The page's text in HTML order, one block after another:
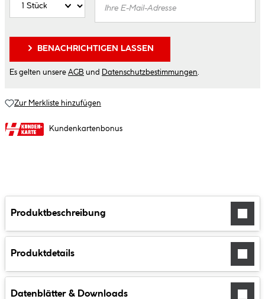
BENACHRICHTIGEN LASSEN
Es gelten unsere AGB und Datenschutzbestimmungen
Zur Merkliste hinzufügen
Kundenkartenbonus
Produktbeschreibung
Produktdetails
Datenblätter & Downloads